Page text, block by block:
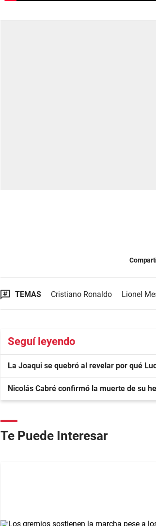
TEMAS Cristiano Ronaldo Lionel
Seguí leyendo
La Joaqui se quebró al revelar por qué
Nicolás Cabré confirmó la muerte de su
Te Puede Interesar